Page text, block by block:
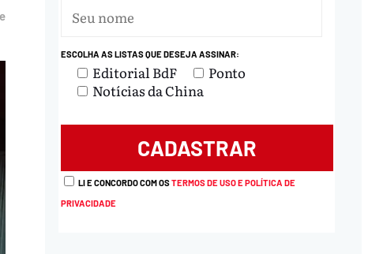
ESCOLHA AS LISTAS QUE DESEJA ASSINAR:
Editorial BdF
Ponto
Notícias da China
LI E CONCORDO COM OSTERMOS DE USO E POLÍTICA DE
PRIVACIDADE